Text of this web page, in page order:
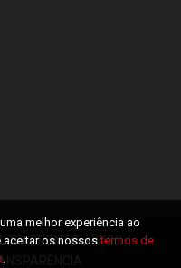
DEONTOLÓGICO|
melhor experiência ao
aceitar os nossostermos de
.